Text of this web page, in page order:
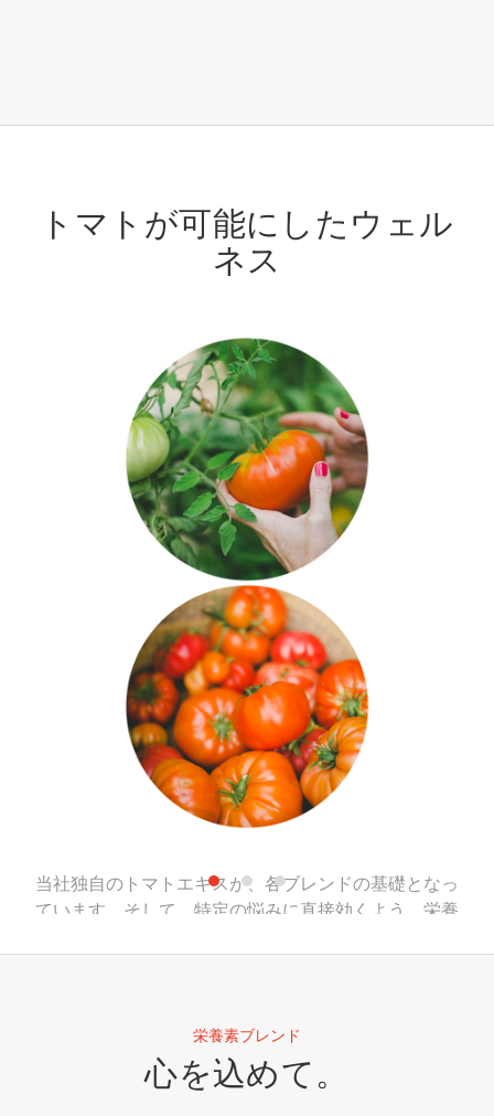
トマトが可能にしたウェル
ネス
当社独自のトマトエキスが、各ブレンドの基礎となっ
ています。そして、特定の悩みに直接効くよう、栄養
からトコフェロールに至るまで、当社の非遺伝子組み
栄養素ブレンド
心を込めて。